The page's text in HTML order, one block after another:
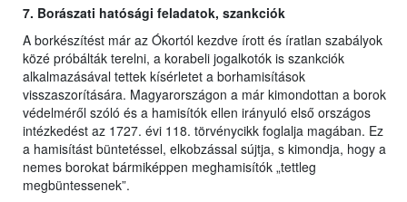
7. Borászati hatósági feladatok, szankciók
A borkészítést már az Ókortól kezdve írott és íratlan szabályok
közé próbálták terelni, a korabeli jogalkotók is szankciók
alkalmazásával tettek kísérletet a borhamisítások
visszaszorítására. Magyarországon a már kimondottan a borok
védelméről szóló és a hamisítók ellen irányuló első országos
intézkedést az 1727. évi 118. törvénycikk foglalja magában. Ez
a hamisítást büntetéssel, elkobzással sújtja, s kimondja, hogy a
nemes borokat bármiképpen meghamisítók „tettleg
megbüntessenek”.